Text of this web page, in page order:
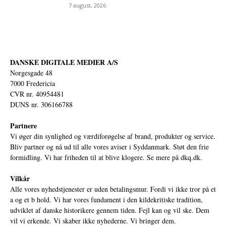
7 august, 2026
DANSKE DIGITALE MEDIER A/S
Norgesgade 48
7000 Fredericia
CVR nr. 40954481
DUNS nr. 306166788
Partnere
Vi øger din synlighed og værdiforøgelse af brand, produkter og service.
Bliv partner og nå ud til alle vores aviser i Syddanmark. Støt den frie
formidling. Vi har friheden til at blive klogere. Se mere på dkq.dk.
Vilkår
Alle vores nyhedstjenester er uden betalingsmur. Fordi vi ikke tror på et
a og et b hold. Vi har vores fundament i den kildekritiske tradition,
udviklet af danske historikere gennem tiden. Fejl kan og vil ske. Dem
vil vi erkende. Vi skaber ikke nyhederne. Vi bringer dem.